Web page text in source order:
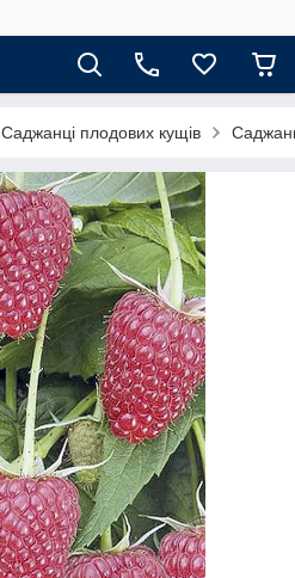
Саджанці плодових кущів